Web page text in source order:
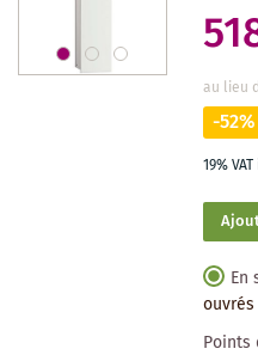
au lieu
-52%
19%
En
ouvrés